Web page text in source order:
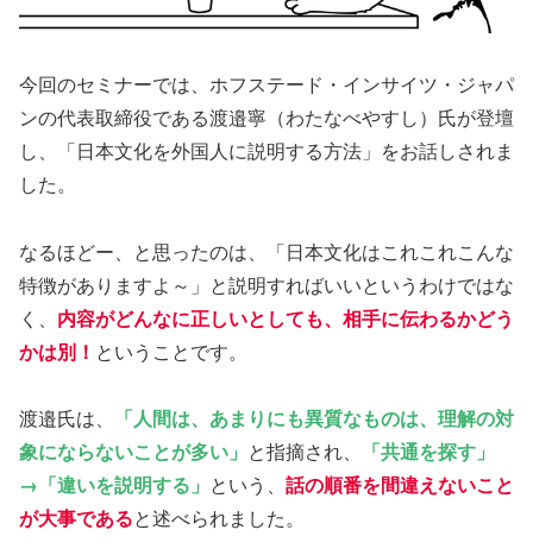
今回のセミナーでは、ホフステード・インサイツ・ジャパ
ンの代表取締役である渡邉寧（わたなべやすし）氏が登壇
し、「日本文化を外国人に説明する方法」をお話しされま
した。
なるほどー、と思ったのは、「日本文化はこれこれこんな
特徴がありますよ～」と説明すればいいというわけではな
く、 内容がどんなに正しいとしても、相手に伝わるかどう
かは別！ ということです。
渡邉氏は、
「人間は、あまりにも異質なものは、理解の対
象にならないことが多い」 と指摘され、
「共通を探す」
→「違いを説明する」 という、 話の順番を間違えないこと
が大事であると述べられました。